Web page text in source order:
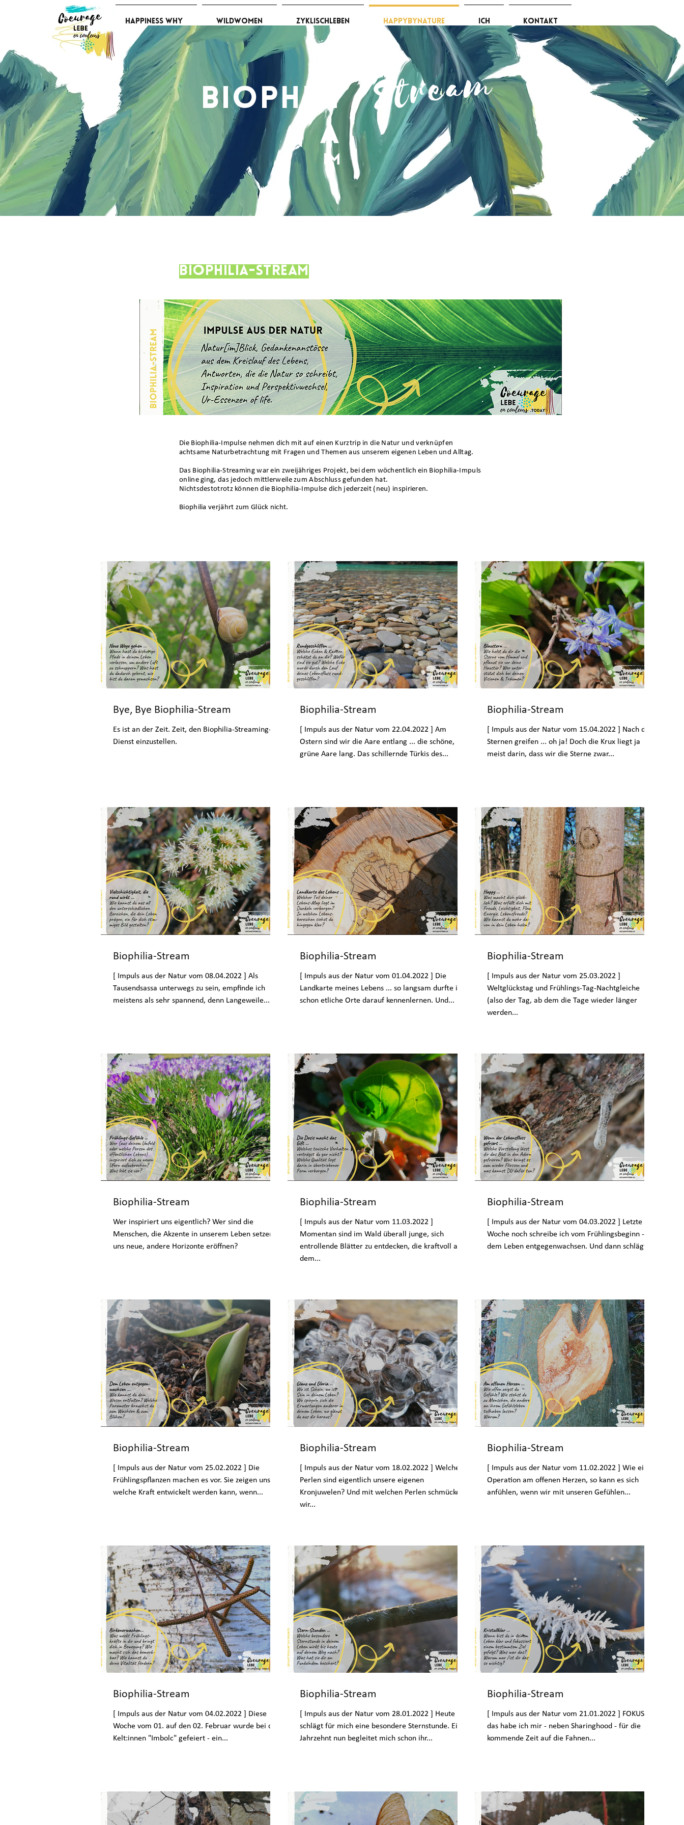
Happiness Why WildWomen ZyklischLeben HappybyNature ich kontakt
Biophili
a
im
Stream
Biophilia-Stream
Die Biophilia-Impulse nehmen dich mit auf einen Kurztrip in die Natur und verknüpfen
achtsame Naturbetrachtung mit Fragen und Themen aus unserem eigenen Leben und Alltag.
Das Biophilia-Streaming war ein zweijähriges Projekt, bei dem wöchentlich ein Biophilia-Impuls
online ging, das jedoch mittlerweile zum Abschluss gefunden hat.
Nichtsdestotrotz können die Biophilia-Impulse dich jederzeit (neu) inspirieren.
Biophilia verjährt zum Glück nicht.
Bye, Bye Biophilia-Stream
Es ist an der Zeit. Zeit, den Biophilia-Streaming-
Dienst einzustellen.
Biophilia-Stream
[ Impuls aus der Natur vom 22.04.2022 ] Am
Ostern sind wir die Aare entlang ... die schöne,
grüne Aare lang. Das schillernde Türkis des...
Biophilia-Stream
[ Impuls aus der Natur vom 15.04.2022 ] Nach den
Sternen greifen ... oh ja! Doch die Krux liegt ja
meist darin, dass wir die Sterne zwar...
Biophilia-Stream
[ Impuls aus der Natur vom 08.04.2022 ] Als
Tausendsassa unterwegs zu sein, empfinde ich
meistens als sehr spannend, denn Langeweile...
Biophilia-Stream
[ Impuls aus der Natur vom 01.04.2022 ] Die
Landkarte meines Lebens ... so langsam durfte ich
schon etliche Orte darauf kennenlernen. Und...
Biophilia-Stream
[ Impuls aus der Natur vom 25.03.2022 ]
Weltglückstag und Frühlings-Tag-Nachtgleiche
(also der Tag, ab dem die Tage wieder länger
werden...
Biophilia-Stream
Wer inspiriert uns eigentlich? Wer sind die
Menschen, die Akzente in unserem Leben setzen -
uns neue, andere Horizonte eröffnen?
Biophilia-Stream
[ Impuls aus der Natur vom 11.03.2022 ]
Momentan sind im Wald überall junge, sich
entrollende Blätter zu entdecken, die kraftvoll aus
dem...
Biophilia-Stream
[ Impuls aus der Natur vom 04.03.2022 ] Letzte
Woche noch schreibe ich vom Frühlingsbeginn -
dem Leben entgegenwachsen. Und dann schlägt...
Biophilia-Stream
[ Impuls aus der Natur vom 25.02.2022 ] Die
Frühlingspflanzen machen es vor. Sie zeigen uns,
welche Kraft entwickelt werden kann, wenn...
Biophilia-Stream
[ Impuls aus der Natur vom 18.02.2022 ] Welche
Perlen sind eigentlich unsere eigenen
Kronjuwelen? Und mit welchen Perlen schmücken
wir...
Biophilia-Stream
[ Impuls aus der Natur vom 11.02.2022 ] Wie eine
Operation am offenen Herzen, so kann es sich
anfühlen, wenn wir mit unseren Gefühlen...
Biophilia-Stream
[ Impuls aus der Natur vom 04.02.2022 ] Diese
Woche vom 01. auf den 02. Februar wurde bei den
Kelt:innen "Imbolc" gefeiert - ein...
Biophilia-Stream
[ Impuls aus der Natur vom 28.01.2022 ] Heute
schlägt für mich eine besondere Sternstunde. Ein
Jahrzehnt nun begleitet mich schon ihr...
Biophilia-Stream
[ Impuls aus der Natur vom 21.01.2022 ] FOKUS ...
das habe ich mir - neben Sharinghood - für die
kommende Zeit auf die Fahnen...